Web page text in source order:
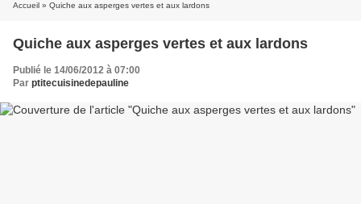
Accueil » Quiche aux asperges vertes et aux lardons
Quiche aux asperges vertes et aux lardons
Publié le 14/06/2012 à 07:00
Par ptitecuisinedepauline